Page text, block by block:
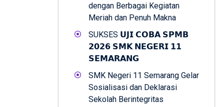
dengan Berbagai Kegiatan
Meriah dan Penuh Makna
SUKSES 𝗨𝗝𝗜 𝗖𝗢𝗕𝗔 𝗦𝗣𝗠𝗕
𝟮𝟬𝟮𝟲 𝗦𝗠𝗞 𝗡𝗘𝗚𝗘𝗥𝗜 𝟭𝟭
𝗦𝗘𝗠𝗔𝗥𝗔𝗡𝗚
SMK Negeri 11 Semarang Gelar
Sosialisasi dan Deklarasi
Sekolah Berintegritas